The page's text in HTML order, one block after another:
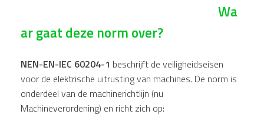
Wa
ar gaat deze norm over?
NEN-EN-IEC 60204-1 beschrijft de veiligheidseisen
voor de elektrische uitrusting van machines. De norm is
onderdeel van de machinerichtlijn (nu
Machineverordening) en richt zich op: